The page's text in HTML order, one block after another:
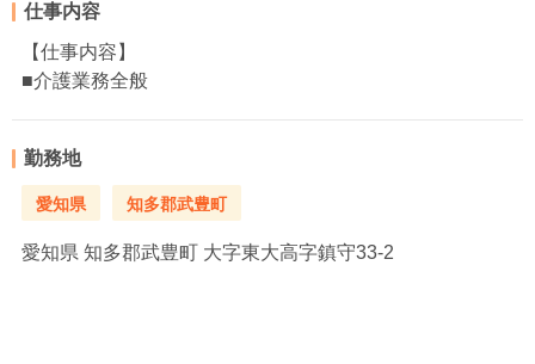
仕事内容
【仕事内容】
■介護業務全般
勤務地
愛知県 知多郡武豊町
愛知県 知多郡武豊町 大字東大高字鎮守33-2